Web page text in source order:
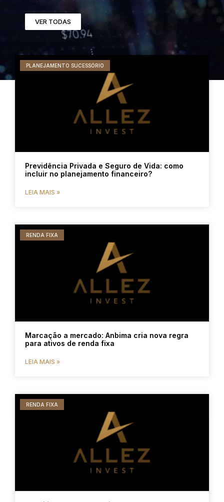
VER TODAS
PLANEJAMENTO SUCESSÓRIO
Previdência Privada e Seguro de Vida: como
incluir no planejamento financeiro?
LEIA MAIS »
RENDA FIXA
Marcação a mercado: Anbima cria nova regra
para ativos de renda fixa
LEIA MAIS »
RENDA FIXA